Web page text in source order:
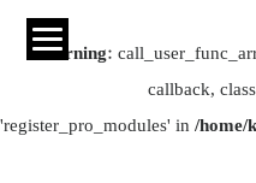
Warning:
callback,
'register_pro_modules' in/home/